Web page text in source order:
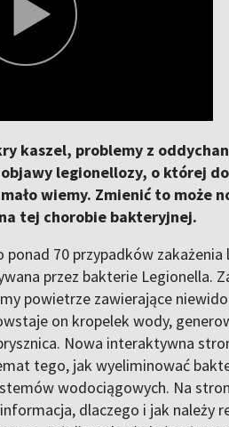
kaszel, problemy z
legionellozy, o której
wiemy. Zmienić to może
tej chorobie bakteryjnej.
70 przypadków zakażenia
przez bakterie Legionella.
powietrze zawierające
on kropelek wody,
Nowa interaktywna
tego, jak wyeliminować
wodociągowych. Na
dlaczego i jak należy